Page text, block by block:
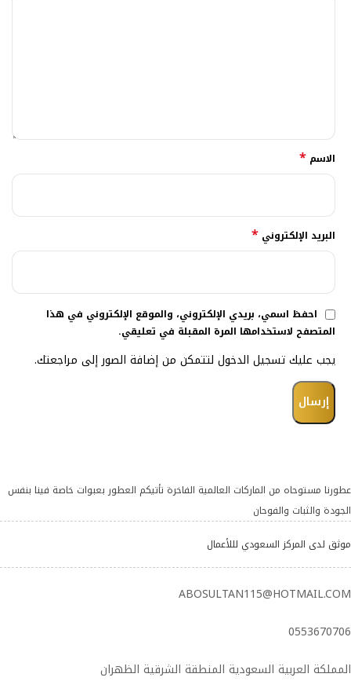
الاسم *
البريد الإلكتروني *
احفظ اسمي، بريدي الإلكتروني، والموقع الإلكتروني في هذا
المتصفح لاستخدامها المرة المقبلة في تعليقي.
يجب عليك تسجيل الدخول لتتمكن من إضافة الصور إلى مراجعتك.
عطورنا مستوحاه من الماركات العالمية الفاخرة تأتيكم العطور بعبوات خاصة فينا بنفس
الجودة والثبات والفوحان
موثق لدى المركز السعودي لللأعمال
ABOSULTAN115@HOTMAIL.COM
0553670706
المملكة العربية السعودية المنطقة الشرقية الظهران